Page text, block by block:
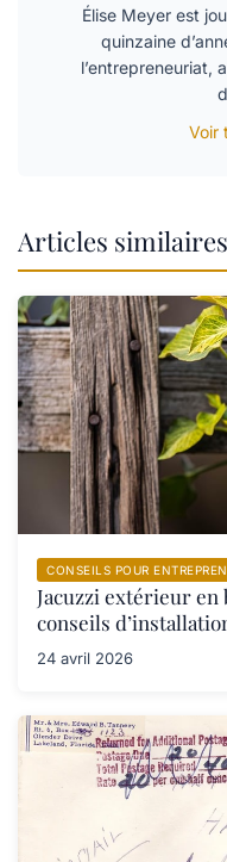
Élise Meyer est
quinzaine
l’entrepreneuriat,
Voir
Articles similaires
CONSEILS POUR
Jacuzzi extérieur en
conseils
24 avril 2026